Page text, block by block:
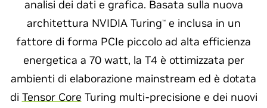
analisi dei dati e grafica. Basata sulla nuova
architettura NVIDIA Turing™e inclusa in un
fattore di forma PCIe piccolo ad alta efficienza
energetica a 70 watt, la T4 è ottimizzata per
ambienti di elaborazione mainstream ed è dotata
di Tensor Core Turing multi-precisione e dei nuovi